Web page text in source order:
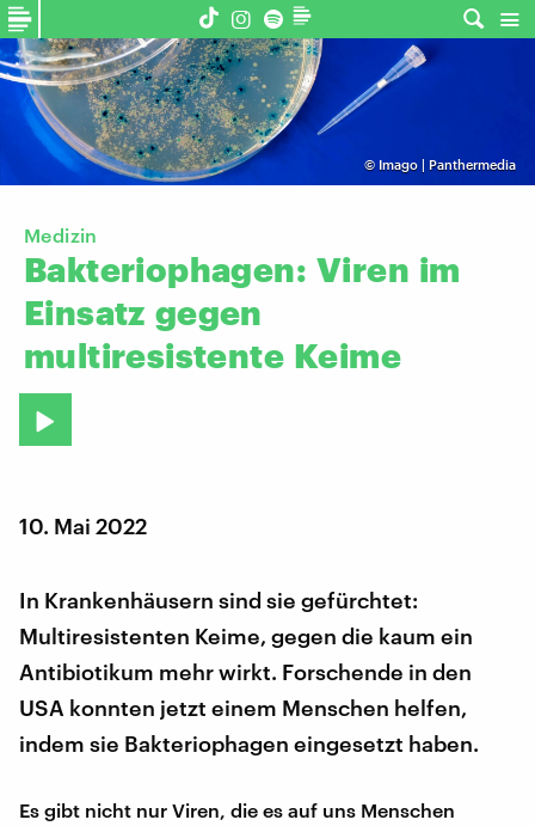
© Imago | Panthermedia
Medizin
Bakteriophagen: Viren im
Einsatz gegen
multiresistente Keime
10. Mai 2022
In Krankenhäusern sind sie gefürchtet:
Multiresistenten Keime, gegen die kaum ein
Antibiotikum mehr wirkt. Forschende in den
USA konnten jetzt einem Menschen helfen,
indem sie Bakteriophagen eingesetzt haben.
Es gibt nicht nur Viren, die es auf uns Menschen